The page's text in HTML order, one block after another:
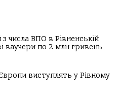
числа ВПО в Рівненській
ваучери по 2 млн гривень
виступлять у Рівному